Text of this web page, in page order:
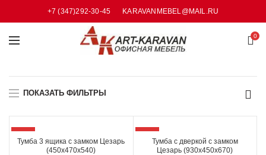
+7 (347)292-30-45 KARAVANMEBEL@MAIL.RU
0
ПОКАЗАТЬ ФИЛЬТРЫ
-34%
Тумба 3 ящика с замком Цезарь
(450х470х540)
-34%
Тумба с дверкой с замком
Цезарь (930х450х670)